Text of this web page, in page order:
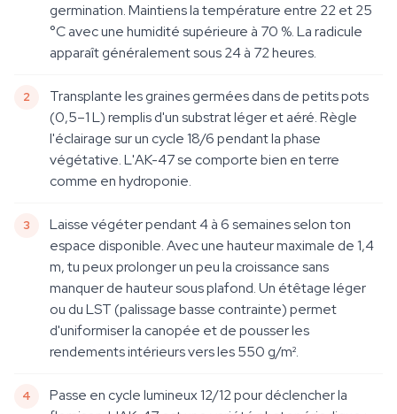
germination. Maintiens la température entre 22 et 25
°C avec une humidité supérieure à 70 %. La radicule
apparaît généralement sous 24 à 72 heures.
Transplante les graines germées dans de petits pots
(0,5–1 L) remplis d'un substrat léger et aéré. Règle
l'éclairage sur un cycle 18/6 pendant la phase
végétative. L'AK-47 se comporte bien en terre
comme en hydroponie.
Laisse végéter pendant 4 à 6 semaines selon ton
espace disponible. Avec une hauteur maximale de 1,4
m, tu peux prolonger un peu la croissance sans
manquer de hauteur sous plafond. Un étêtage léger
ou du LST (palissage basse contrainte) permet
d'uniformiser la canopée et de pousser les
rendements intérieurs vers les 550 g/m².
Passe en cycle lumineux 12/12 pour déclencher la